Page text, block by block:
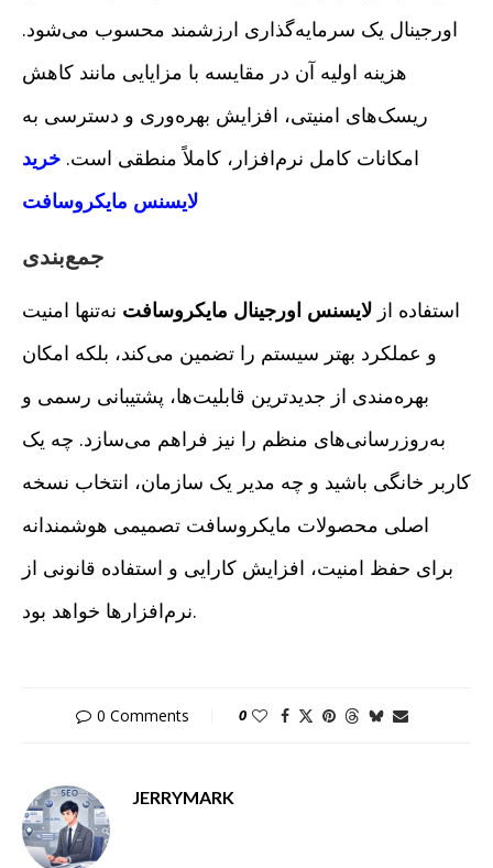
اورجینال یک سرمایه‌گذاری ارزشمند محسوب می‌شود.
هزینه اولیه آن در مقایسه با مزایایی مانند کاهش
ریسک‌های امنیتی، افزایش بهره‌وری و دسترسی به
امکانات کامل نرم‌افزار، کاملاً منطقی است. خرید
لایسنس مایکروسافت
جمع‌بندی
استفاده از لایسنس اورجینال مایکروسافت نه‌تنها امنیت
و عملکرد بهتر سیستم را تضمین می‌کند، بلکه امکان
بهره‌مندی از جدیدترین قابلیت‌ها، پشتیبانی رسمی و
به‌روزرسانی‌های منظم را نیز فراهم می‌سازد. چه یک
کاربر خانگی باشید و چه مدیر یک سازمان، انتخاب نسخه
اصلی محصولات مایکروسافت تصمیمی هوشمندانه
برای حفظ امنیت، افزایش کارایی و استفاده قانونی از
نرم‌افزارها خواهد بود.
0 Comments 0
JERRYMARK